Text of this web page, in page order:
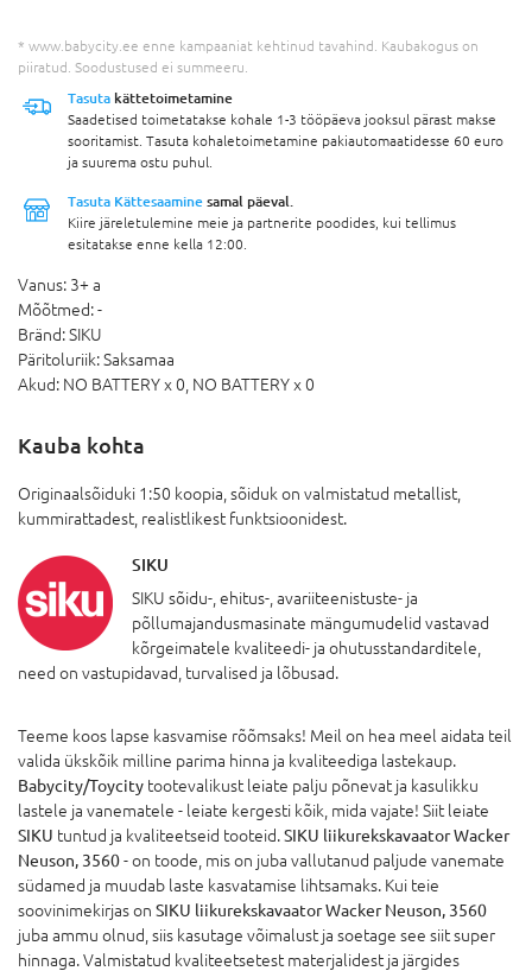
* www.babycity.ee enne kampaaniat kehtinud tavahind. Kaubakogus on
piiratud. Soodustused ei summeeru.
Tasuta kättetoimetamine
Saadetised toimetatakse kohale 1-3 tööpäeva jooksul pärast makse
sooritamist. Tasuta kohaletoimetamine pakiautomaatidesse 60 euro
ja suurema ostu puhul.
Tasuta Kättesaamine samal päeval.
Kiire järeletulemine meie ja partnerite poodides, kui tellimus
esitatakse enne kella 12:00.
Vanus: 3+ a
Mõõtmed:-
Bränd:SIKU
Päritoluriik:Saksamaa
Akud: NO BATTERY x 0, NO BATTERY x 0
Kauba kohta
Originaalsõiduki 1:50 koopia, sõiduk on valmistatud metallist,
kummirattadest, realistlikest funktsioonidest.
SIKU
SIKU sõidu-, ehitus-, avariiteenistuste- ja
põllumajandusmasinate mängumudelid vastavad
kõrgeimatele kvaliteedi- ja ohutusstandarditele,
need on vastupidavad, turvalised ja lõbusad.
Teeme koos lapse kasvamise rõõmsaks! Meil on hea meel aidata teil
valida ükskõik milline parima hinna ja kvaliteediga lastekaup.
Babycity/Toycity tootevalikust leiate palju põnevat ja kasulikku
lastele ja vanematele - leiate kergesti kõik, mida vajate! Siit leiate
SIKU tuntud ja kvaliteetseid tooteid.SIKU liikurekskavaator Wacker
Neuson, 3560- on toode, mis on juba vallutanud paljude vanemate
südamed ja muudab laste kasvatamise lihtsamaks. Kui teie
soovinimekirjas on SIKU liikurekskavaator Wacker Neuson, 3560
juba ammu olnud, siis kasutage võimalust ja soetage see siit super
hinnaga. Valmistatud kvaliteetsetest materjalidest ja järgides